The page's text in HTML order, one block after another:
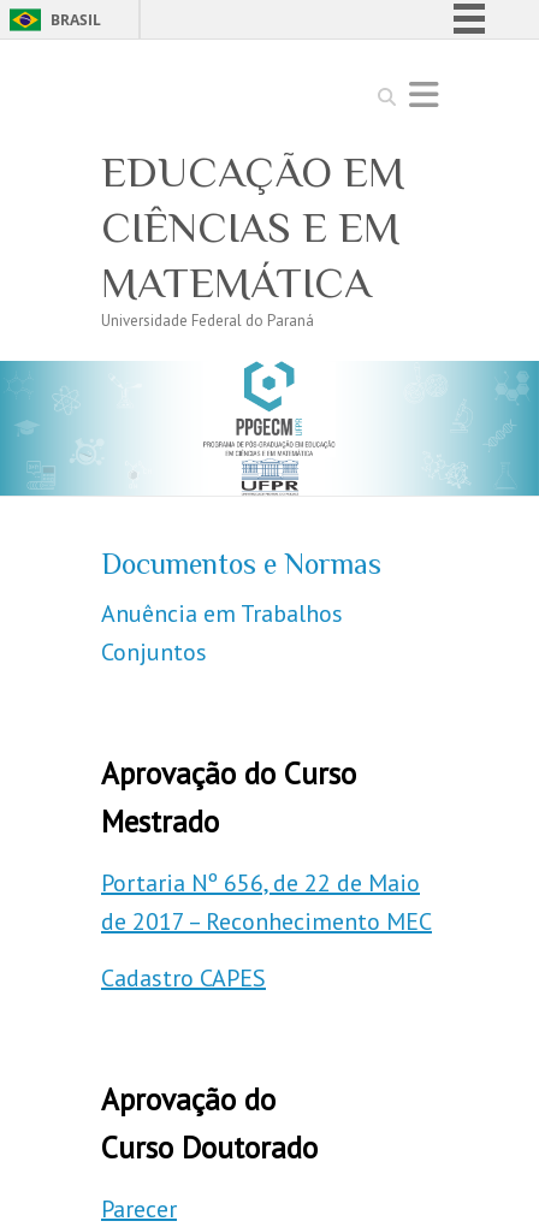
BRASIL
Comunica BR
Acesso à informação
Legislação
Canais
Search
EDUCAÇÃO EM
CIÊNCIAS E EM
MATEMÁTICA
Universidade Federal do Paraná
Documentos e Normas
Anuência em Trabalhos
Conjuntos
Aprovação do Curso
Mestrado
Portaria Nº 656, de 22 de Maio
de 2017 – Reconhecimento MEC
Cadastro CAPES
Aprovação do
Curso Doutorado
Parecer